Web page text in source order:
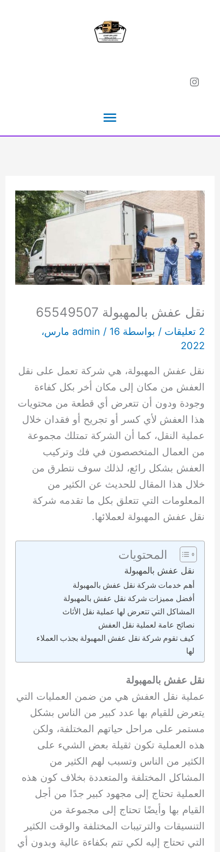
القائمة
Instagram
نقل عفش بالمهبولة 65549507
2 تعليقات / بواسطة admin /
16 مارس،
2022
نقل عفش المهبولة، هي شركة تعمل على نقل
العفش من مكان إلى مكان أخر بكل كفاءة
وجودة ودون أن تتعرض أي قطعة من محتويات
هذا العفش لأي كسر أو تجريح أو فقدان خلال
عملية النقل، كما أن الشركة تمتلك مجموعة
من العمال المتخصصون في فك وتركيب
العفش بشكل رائع، لذلك سوف نتطرق من
خلال هذا المقال للحديث عن الكثير من
المعلومات التي تتعلق بكل ما تقدمه شركة
نقل عفش المهبولة لعملائها.
المحتويات
نقل عفش بالمهبولة
أهم خدمات شركة نقل عفش بالمهبولة
أفضل مميزات شركة نقل عفش بالمهبولة
المشاكل التي تتعرض لها عملية نقل الأثاث
نصائح عامة لعملية نقل العفش
كيف تقوم شركة نقل عفش المهبولة بجذب العملاء
لها
نقل عفش بالمهبولة
عملية نقل العفش هي من ضمن العمليات التي
يتعرض للقيام بها عدد كبير من الناس بشكل
مستمر على مراحل حياتهم المختلفة، ولكن
هذه العملية تكون ثقيلة بعض الشيء على
الكثير من الناس وتسبب لهم الكثير من
المشاكل المختلفة والمتعددة بخلاف كون هذه
العملية تحتاج إلى مجهود كبير جدًا من أجل
القيام بها وأيضًا تحتاج إلى مجموعة من
التنسيقات والترتيبات المختلفة والوقت الكثير
التي تحتاج إليه لكي تتم بكفاءة عالية وبدون أي